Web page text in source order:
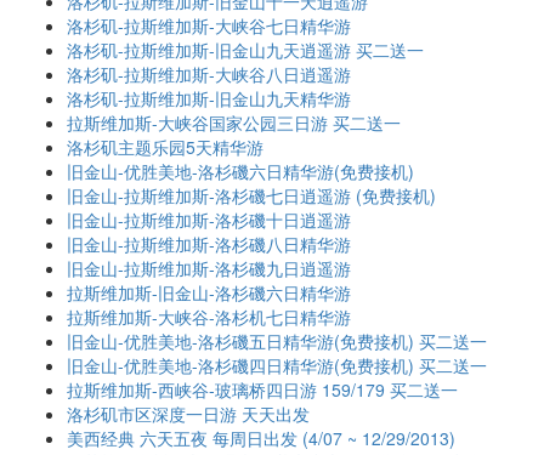
洛杉矶-拉斯维加斯-大峡谷七日精华游
洛杉矶-拉斯维加斯-旧金山九天逍遥游 买二送一
洛杉矶-拉斯维加斯-大峡谷八日逍遥游
洛杉矶-拉斯维加斯-旧金山九天精华游
拉斯维加斯-大峡谷国家公园三日游 买二送一
洛杉矶主题乐园5天精华游
旧金山-优胜美地-洛杉磯六日精华游(免费接机)
旧金山-拉斯维加斯-洛杉磯七日逍遥游 (免费接机)
旧金山-拉斯维加斯-洛杉磯十日逍遥游
旧金山-拉斯维加斯-洛杉磯八日精华游
旧金山-拉斯维加斯-洛杉磯九日逍遥游
拉斯维加斯-旧金山-洛杉磯六日精华游
拉斯维加斯-大峡谷-洛杉机七日精华游
旧金山-优胜美地-洛杉磯五日精华游(免费接机) 买二送一
旧金山-优胜美地-洛杉磯四日精华游(免费接机) 买二送一
拉斯维加斯-西峡谷-玻璃桥四日游 159/179 买二送一
洛杉矶市区深度一日游 天天出发
美西经典 六天五夜 每周日出发 (4/07 ~ 12/29/2013)